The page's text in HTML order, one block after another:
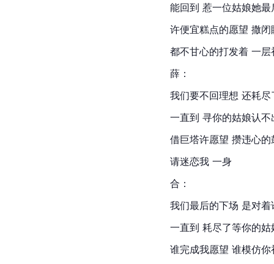
能回到 惹一位姑娘她
许便宜糕点的愿望 撒
都不甘心的打发着 一
薛：
我们要不回理想 还耗尽
一直到 寻你的姑娘认
借巨塔许愿望 攒违心的
请迷恋我 一身
合：
我们最后的下场 是对着
一直到 耗尽了等你的
谁完成我愿望 谁模仿你